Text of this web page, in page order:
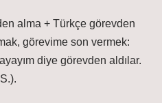
alma + Türkçe görevden
görevime son vermek:
diye görevden aldılar.